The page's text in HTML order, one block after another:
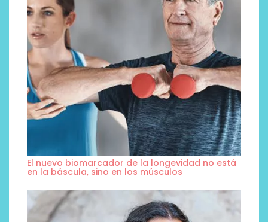
El nuevo biomarcador de la longevidad no está
en la báscula, sino en los músculos